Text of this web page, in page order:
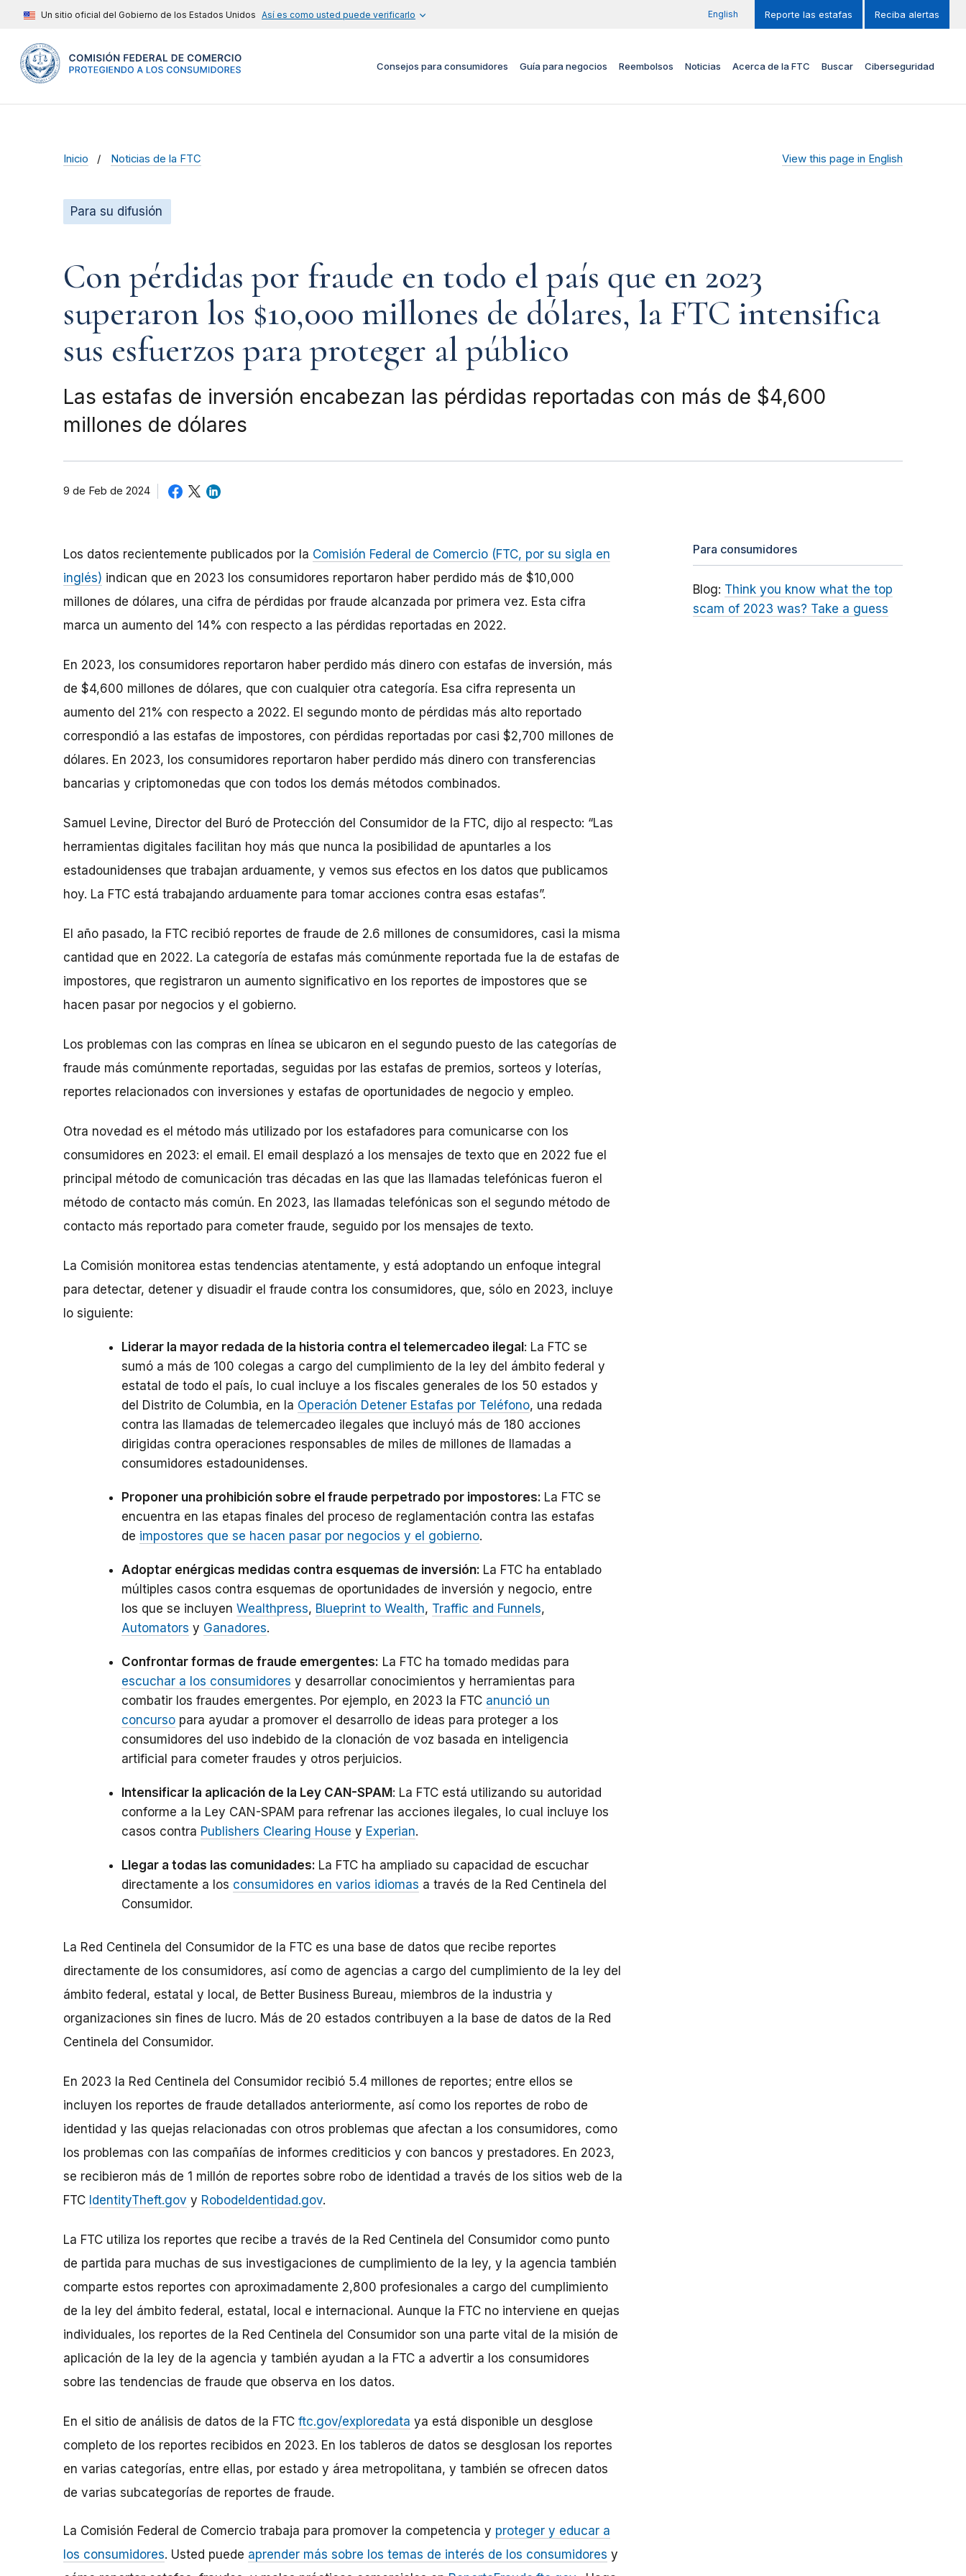
Un sitio oficial del Gobierno de los Estados Unidos Así es como usted puede verificarlo English Reporte las estafas Reciba alertas
Consejos para consumidores Guía para negocios Reembolsos Noticias Acerca de la FTC Buscar Ciberseguridad
Inicio Noticias de la FTC View this page in English
Para su difusión
Con pérdidas por fraude en todo el país que en 2023
superaron los $10,000 millones de dólares, la FTC intensifica
sus esfuerzos para proteger al público
Las estafas de inversión encabezan las pérdidas reportadas con más de $4,600
millones de dólares
9 de Feb de 2024
Los datos recientemente publicados por la Comisión Federal de Comercio (FTC, por su sigla en
inglés) indican que en 2023 los consumidores reportaron haber perdido más de $10,000
millones de dólares, una cifra de pérdidas por fraude alcanzada por primera vez. Esta cifra
marca un aumento del 14% con respecto a las pérdidas reportadas en 2022.
En 2023, los consumidores reportaron haber perdido más dinero con estafas de inversión, más
de $4,600 millones de dólares, que con cualquier otra categoría. Esa cifra representa un
aumento del 21% con respecto a 2022. El segundo monto de pérdidas más alto reportado
correspondió a las estafas de impostores, con pérdidas reportadas por casi $2,700 millones de
dólares. En 2023, los consumidores reportaron haber perdido más dinero con transferencias
bancarias y criptomonedas que con todos los demás métodos combinados.
Samuel Levine, Director del Buró de Protección del Consumidor de la FTC, dijo al respecto: “Las
herramientas digitales facilitan hoy más que nunca la posibilidad de apuntarles a los
estadounidenses que trabajan arduamente, y vemos sus efectos en los datos que publicamos
hoy. La FTC está trabajando arduamente para tomar acciones contra esas estafas”.
El año pasado, la FTC recibió reportes de fraude de 2.6 millones de consumidores, casi la misma
cantidad que en 2022. La categoría de estafas más comúnmente reportada fue la de estafas de
impostores, que registraron un aumento significativo en los reportes de impostores que se
hacen pasar por negocios y el gobierno.
Los problemas con las compras en línea se ubicaron en el segundo puesto de las categorías de
fraude más comúnmente reportadas, seguidas por las estafas de premios, sorteos y loterías,
reportes relacionados con inversiones y estafas de oportunidades de negocio y empleo.
Otra novedad es el método más utilizado por los estafadores para comunicarse con los
consumidores en 2023: el email. El email desplazó a los mensajes de texto que en 2022 fue el
principal método de comunicación tras décadas en las que las llamadas telefónicas fueron el
método de contacto más común. En 2023, las llamadas telefónicas son el segundo método de
contacto más reportado para cometer fraude, seguido por los mensajes de texto.
La Comisión monitorea estas tendencias atentamente, y está adoptando un enfoque integral
para detectar, detener y disuadir el fraude contra los consumidores, que, sólo en 2023, incluye
lo siguiente:
Liderar la mayor redada de la historia contra el telemercadeo ilegal: La FTC se
sumó a más de 100 colegas a cargo del cumplimiento de la ley del ámbito federal y
estatal de todo el país, lo cual incluye a los fiscales generales de los 50 estados y
del Distrito de Columbia, en la Operación Detener Estafas por Teléfono, una redada
contra las llamadas de telemercadeo ilegales que incluyó más de 180 acciones
dirigidas contra operaciones responsables de miles de millones de llamadas a
consumidores estadounidenses.
Proponer una prohibición sobre el fraude perpetrado por impostores: La FTC se
encuentra en las etapas finales del proceso de reglamentación contra las estafas
de impostores que se hacen pasar por negocios y el gobierno.
Adoptar enérgicas medidas contra esquemas de inversión: La FTC ha entablado
múltiples casos contra esquemas de oportunidades de inversión y negocio, entre
los que se incluyen Wealthpress, Blueprint to Wealth, Traffic and Funnels,
Automators y Ganadores.
Confrontar formas de fraude emergentes: La FTC ha tomado medidas para
escuchar a los consumidores y desarrollar conocimientos y herramientas para
combatir los fraudes emergentes. Por ejemplo, en 2023 la FTC anunció un
concurso para ayudar a promover el desarrollo de ideas para proteger a los
consumidores del uso indebido de la clonación de voz basada en inteligencia
artificial para cometer fraudes y otros perjuicios.
Intensificar la aplicación de la Ley CAN-SPAM: La FTC está utilizando su autoridad
conforme a la Ley CAN-SPAM para refrenar las acciones ilegales, lo cual incluye los
casos contra Publishers Clearing House y Experian.
Llegar a todas las comunidades: La FTC ha ampliado su capacidad de escuchar
directamente a los consumidores en varios idiomas a través de la Red Centinela del
Consumidor.
La Red Centinela del Consumidor de la FTC es una base de datos que recibe reportes
directamente de los consumidores, así como de agencias a cargo del cumplimiento de la ley del
ámbito federal, estatal y local, de Better Business Bureau, miembros de la industria y
organizaciones sin fines de lucro. Más de 20 estados contribuyen a la base de datos de la Red
Centinela del Consumidor.
En 2023 la Red Centinela del Consumidor recibió 5.4 millones de reportes; entre ellos se
incluyen los reportes de fraude detallados anteriormente, así como los reportes de robo de
identidad y las quejas relacionadas con otros problemas que afectan a los consumidores, como
los problemas con las compañías de informes crediticios y con bancos y prestadores. En 2023,
se recibieron más de 1 millón de reportes sobre robo de identidad a través de los sitios web de la
FTC IdentityTheft.gov y RobodeIdentidad.gov.
La FTC utiliza los reportes que recibe a través de la Red Centinela del Consumidor como punto
de partida para muchas de sus investigaciones de cumplimiento de la ley, y la agencia también
comparte estos reportes con aproximadamente 2,800 profesionales a cargo del cumplimiento
de la ley del ámbito federal, estatal, local e internacional. Aunque la FTC no interviene en quejas
individuales, los reportes de la Red Centinela del Consumidor son una parte vital de la misión de
aplicación de la ley de la agencia y también ayudan a la FTC a advertir a los consumidores
sobre las tendencias de fraude que observa en los datos.
En el sitio de análisis de datos de la FTC ftc.gov/exploredata ya está disponible un desglose
completo de los reportes recibidos en 2023. En los tableros de datos se desglosan los reportes
en varias categorías, entre ellas, por estado y área metropolitana, y también se ofrecen datos
de varias subcategorías de reportes de fraude.
La Comisión Federal de Comercio trabaja para promover la competencia y proteger y educar a
los consumidores. Usted puede aprender más sobre los temas de interés de los consumidores y
Para consumidores
Blog: Think you know what the top
scam of 2023 was? Take a guess